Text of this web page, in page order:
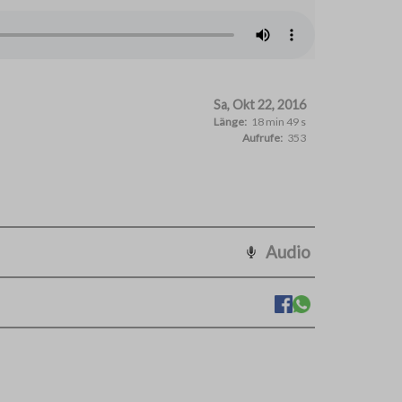
Sa, Okt 22, 2016
Länge: 18 min 49 s
Aufrufe: 353
Audio